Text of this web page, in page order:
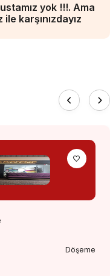
yok !!!. Ama
karşınızdayız
Döşeme